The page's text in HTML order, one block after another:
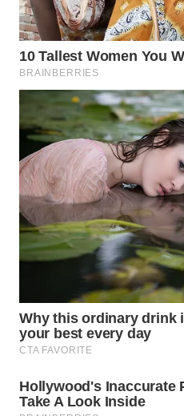
WN
TANGERANG
WN
BINJAI
WN
CIREBON
WN
INDRAMAYU
WN
KUNINGAN
MAJALENGKA
SUBANG